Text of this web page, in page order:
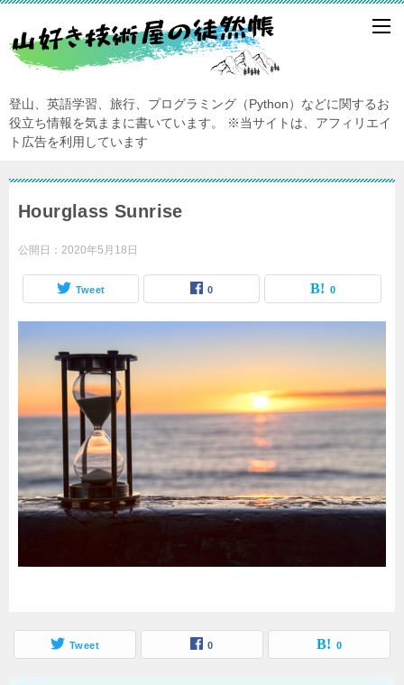
登山、英語学習、旅行、プログラミング（Python）などに関するお
役立ち情報を気ままに書いています。
※当サイトは、アフィリエイ
ト広告を利用しています
Hourglass Sunrise
公開日： 2020年5月18日
Tweet 0 0
Tweet 0 0